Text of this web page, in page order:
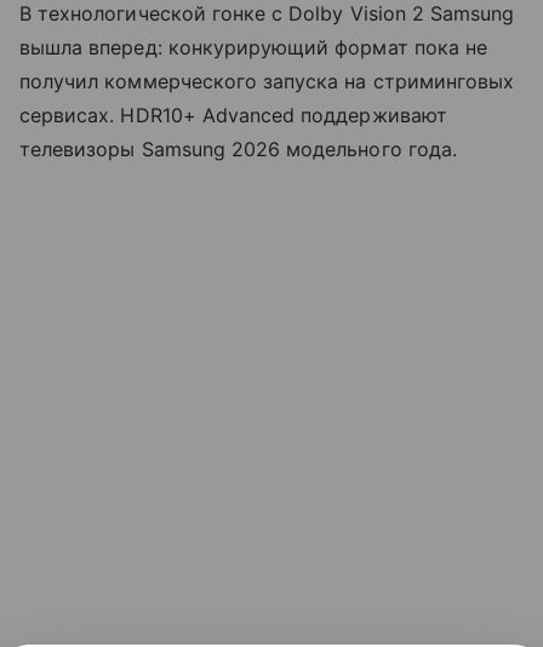
В технологической гонке с Dolby Vision 2 Samsung
вышла вперед: конкурирующий формат пока не
получил коммерческого запуска на стриминговых
сервисах. HDR10+ Advanced поддерживают
телевизоры Samsung 2026 модельного года.